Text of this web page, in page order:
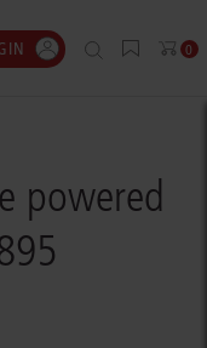
0
powered